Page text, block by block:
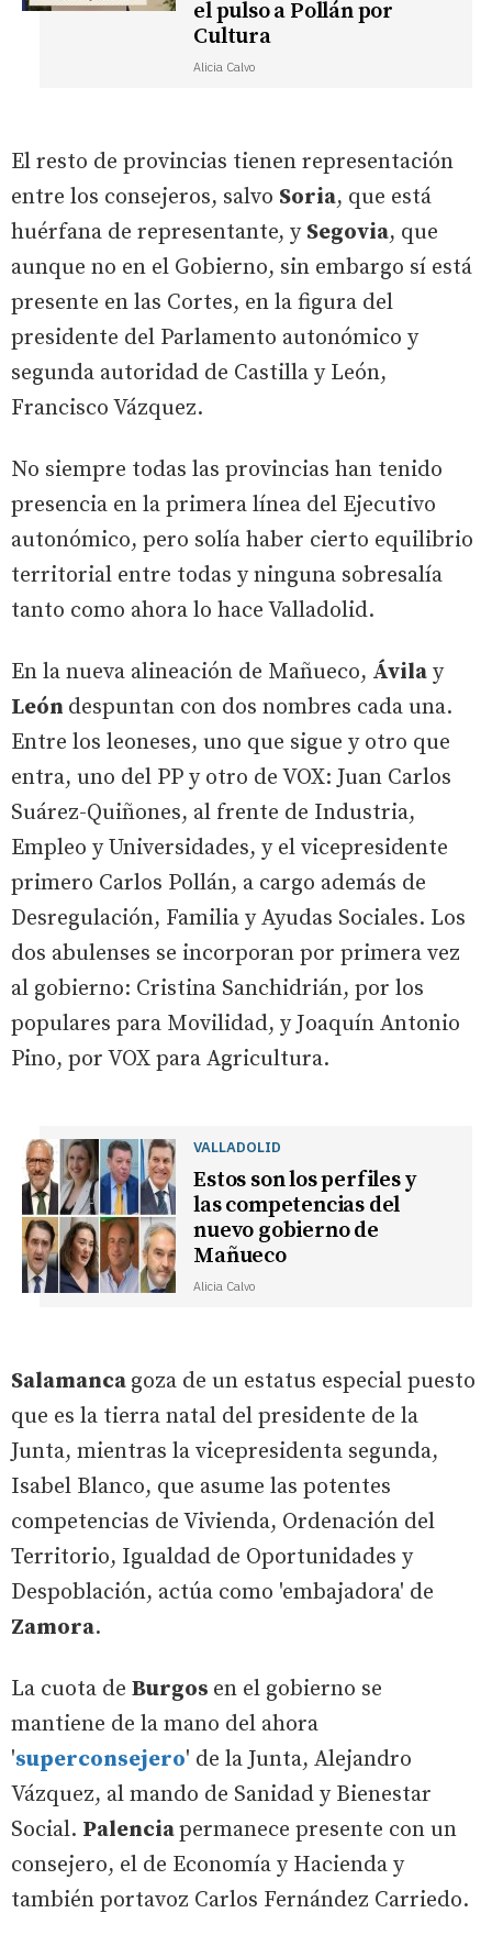
el pulso a Pollán por
Cultura
Alicia Calvo
El resto de provincias tienen representación
entre los consejeros, salvo Soria, que está
huérfana de representante, y Segovia, que
aunque no en el Gobierno, sin embargo sí está
presente en las Cortes, en la figura del
presidente del Parlamento autonómico y
segunda autoridad de Castilla y León,
Francisco Vázquez.
No siempre todas las provincias han tenido
presencia en la primera línea del Ejecutivo
autonómico, pero solía haber cierto equilibrio
territorial entre todas y ninguna sobresalía
tanto como ahora lo hace Valladolid.
En la nueva alineación de Mañueco, Ávila y
León despuntan con dos nombres cada una.
Entre los leoneses, uno que sigue y otro que
entra, uno del PP y otro de VOX: Juan Carlos
Suárez-Quiñones, al frente de Industria,
Empleo y Universidades, y el vicepresidente
primero Carlos Pollán, a cargo además de
Desregulación, Familia y Ayudas Sociales. Los
dos abulenses se incorporan por primera vez
al gobierno: Cristina Sanchidrián, por los
populares para Movilidad, y Joaquín Antonio
Pino, por VOX para Agricultura.
VALLADOLID
Estos son los perfiles y
las competencias del
nuevo gobierno de
Mañueco
Alicia Calvo
Salamanca goza de un estatus especial puesto
que es la tierra natal del presidente de la
Junta, mientras la vicepresidenta segunda,
Isabel Blanco, que asume las potentes
competencias de Vivienda, Ordenación del
Territorio, Igualdad de Oportunidades y
Despoblación, actúa como 'embajadora' de
Zamora.
La cuota de Burgos en el gobierno se
mantiene de la mano del ahora
'superconsejero' de la Junta, Alejandro
Vázquez, al mando de Sanidad y Bienestar
Social. Palenciapermanece presente con un
consejero, el de Economía y Hacienda y
también portavoz Carlos Fernández Carriedo.